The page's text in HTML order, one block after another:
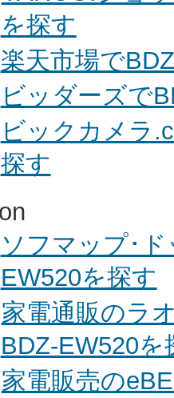
を探す
楽天市場で
ビッダーズで
ビックカメラ
探す
ソフマップ･
EW520を探す
家電通販のラ
BDZ-EW520を
家電販売の